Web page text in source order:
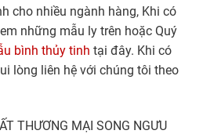
cho nhiều ngành hàng, Khi có
những mẫu ly trên hoặc Quý
bình thủy tinh tại đây. Khi có
lòng liên hệ với chúng tôi theo
THƯƠNG MẠI SONG NGƯU